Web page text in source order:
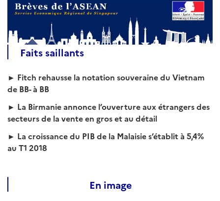
Faits saillants
► Fitch rehausse la notation souveraine du Vietnam
de BB- à BB
► La Birmanie annonce l’ouverture aux étrangers des
secteurs de la vente en gros et au détail
► La croissance du PIB de la Malaisie s’établit à 5,4%
au T1 2018
En image